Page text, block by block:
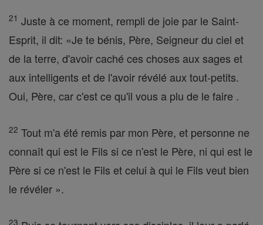
21 Juste à ce moment, rempli de joie par le Saint-
Esprit, il dit: «Je te bénis, Père, Seigneur du ciel et
de la terre, d'avoir caché ces choses aux sages et
aux intelligents et de l'avoir révélé aux tout-petits.
Oui, Père, car c'est ce qu'il vous a plu de le faire .
22 Tout m'a été remis par mon Père, et personne ne
connaît qui est le Fils si ce n'est le Père, ni qui est le
Père si ce n'est le Fils et celui à qui le Fils veut bien
le révéler ».
23